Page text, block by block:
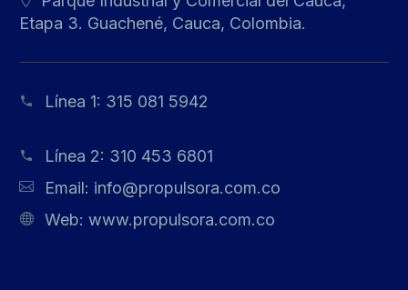
Etapa 3. Guachené, Cauca, Colombia.
Línea 1: 315 081 5942
Línea 2: 310 453 6801
Email: info@propulsora.com.co
Web: www.propulsora.com.co